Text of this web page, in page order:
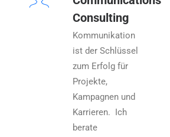
Consulting
Kommunikation
ist der Schlüssel
zum Erfolg für
Projekte,
Kampagnen und
Karrieren. Ich
berate